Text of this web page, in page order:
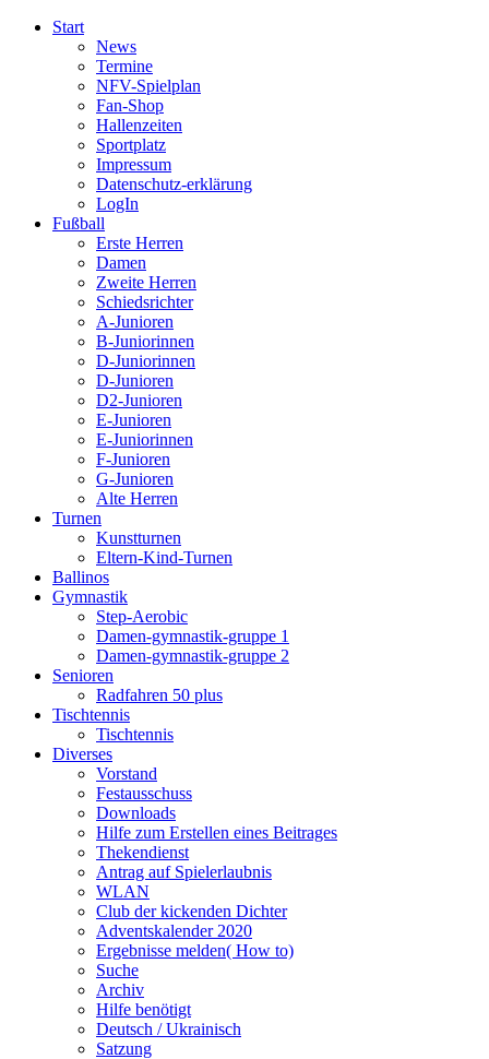
Start
News
Termine
NFV-Spielplan
Fan-Shop
Hallenzeiten
Sportplatz
Impressum
Datenschutz-erklärung
LogIn
Fußball
Erste Herren
Damen
Zweite Herren
Schiedsrichter
A-Junioren
B-Juniorinnen
D-Juniorinnen
D-Junioren
D2-Junioren
E-Junioren
E-Juniorinnen
F-Junioren
G-Junioren
Alte Herren
Turnen
Kunstturnen
Eltern-Kind-Turnen
Ballinos
Gymnastik
Step-Aerobic
Damen-gymnastik-gruppe 1
Damen-gymnastik-gruppe 2
Senioren
Radfahren 50 plus
Tischtennis
Tischtennis
Diverses
Vorstand
Festausschuss
Downloads
Hilfe zum Erstellen eines Beitrages
Thekendienst
Antrag auf Spielerlaubnis
WLAN
Club der kickenden Dichter
Adventskalender 2020
Ergebnisse melden( How to)
Suche
Archiv
Hilfe benötigt
Deutsch / Ukrainisch
Satzung